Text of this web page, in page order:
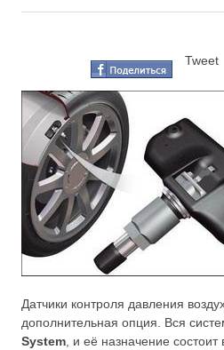
Tweet
Датчики контроля давления
дополнительная опция. Вся
System , и её назначение